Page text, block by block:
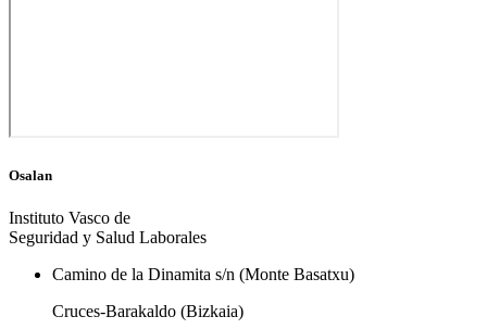
Osalan
Instituto Vasco de
Seguridad y Salud Laborales
Camino de la Dinamita s/n (Monte Basatxu)
Cruces-Barakaldo (Bizkaia)